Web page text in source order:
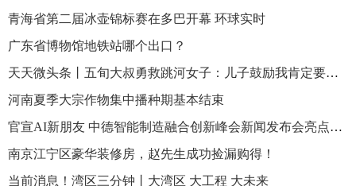
青海省第二届冰壶锦标赛在多巴开幕 环球实时
广东省博物馆地铁站哪个出口？
天天微头条丨五旬大叔勇救跳河女子：儿子鼓励我肯定要去救
河南夏季大宗作物集中播种期基本结束
官宣AI新朋友 中德智能制造融合创新峰会新闻发布会亮点满满 头条焦点
南京江宁区豪华装修房，赵先生成功捡漏购得！
当前消息！湾区三分钟丨大湾区 大工程 大未来